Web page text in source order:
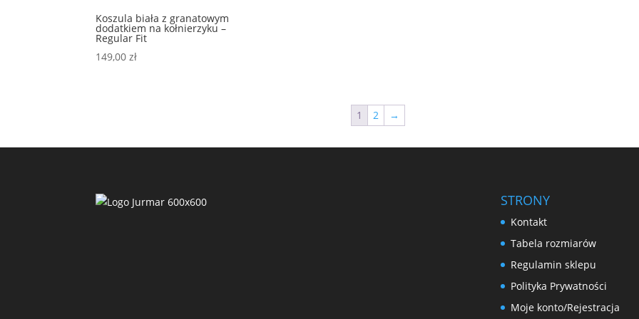
Koszula biała z granatowym
dodatkiem na kołnierzyku –
Regular Fit
149,00zł
1 2 →
STRONY
Kontakt
Tabela rozmiarów
Regulamin sklepu
Polityka Prywatności
Moje konto/Rejestracja